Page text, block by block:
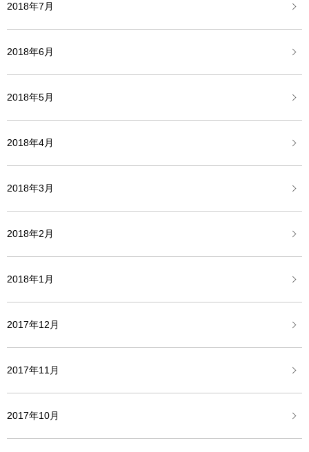
2018年7月
2018年6月
2018年5月
2018年4月
2018年3月
2018年2月
2018年1月
2017年12月
2017年11月
2017年10月